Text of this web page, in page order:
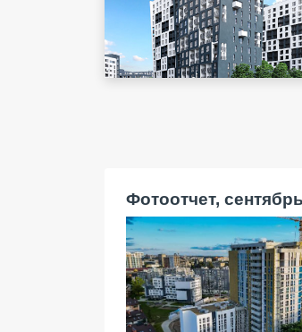
Фотоотчет,